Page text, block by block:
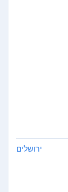
ירושלים